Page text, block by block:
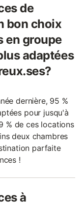
de
bon choix
en groupe
adaptées
dernière, 95 %
pour jusqu'à
% de ces locations
deux chambres
parfaite
!
à